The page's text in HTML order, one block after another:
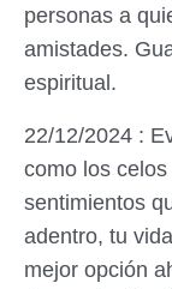
personas a
amistades.
espiritual.
22/12/2024 :
como los
sentimientos
adentro, tu
mejor opción